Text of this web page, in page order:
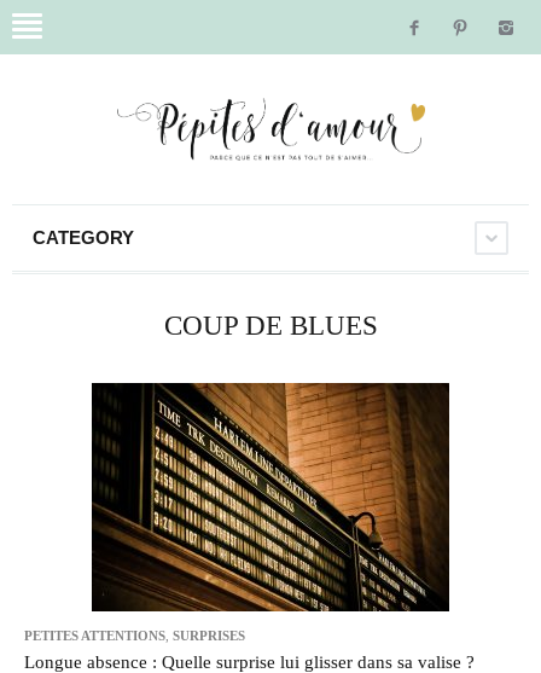
CATEGORY
COUP DE BLUES
PETITES ATTENTIONS SURPRISES
Longue absence : Quelle surprise lui glisser dans sa valise ?